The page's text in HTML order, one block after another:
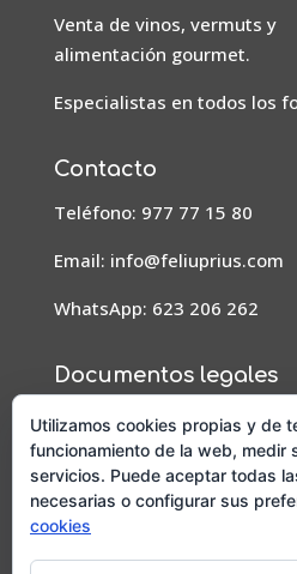
Venta de vinos, vermuts y
alimentación gourmet.
Especialistas en todos los
Contacto
Teléfono: 977 77 15 80
Email: info@feliuprius.com
WhatsApp: 623 206 262
Documentos legales
Aviso Legal
Condiciones de pedidos,
Política de privacidad
Política de cookies
Utilizamos cookies propias y de
funcionamiento de la web, medir
servicios. Puede aceptar todas
necesarias o configurar sus
cookies